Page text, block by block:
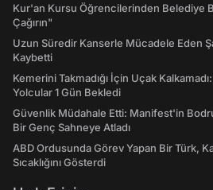
Kur'an Kursu Öğrencilerinden Belediye
Çağırın"
Uzun Süredir Kanserle Mücadele Eden
Kaybetti
Kemerini Takmadığı İçin Uçak
Yolcular 1 Gün Bekledi
Güvenlik Müdahale Etti: Manifest'in
Bir Genç Sahneye Atladı
ABD Ordusunda Görev Yapan Bir Türk,
Sıcaklığını Gösterdi